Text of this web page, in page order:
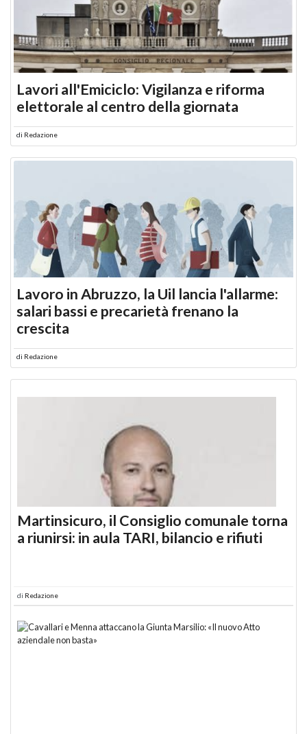
Lavori all'Emiciclo: Vigilanza e riforma
elettorale al centro della giornata
di Redazione
Lavoro in Abruzzo, la Uil lancia l'allarme:
salari bassi e precarietà frenano la
crescita
di Redazione
Martinsicuro, il Consiglio comunale torna
a riunirsi: in aula TARI, bilancio e rifiuti
di Redazione